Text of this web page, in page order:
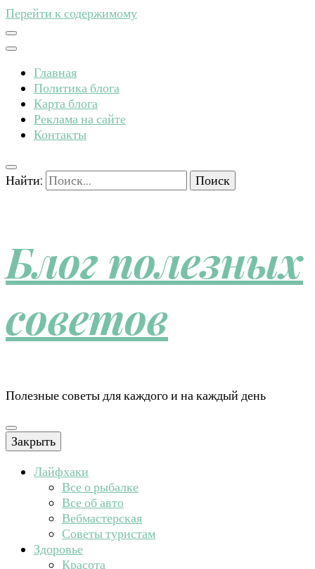
Перейти к содержимому
Главная
Политика блога
Карта блога
Реклама на сайте
Контакты
Найти:
Блог полезных
советов
Полезные советы для каждого и на каждый день
Закрыть
Лайфхаки
Все о рыбалке
Все об авто
Вебмастерская
Советы туристам
Здоровье
Красота